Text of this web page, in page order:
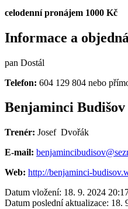
celodenní pronájem 1000 Kč
Informace a
pan Dostál
Telefon: 604 129 804 nebo
Benjaminci Budišov
Trenér: Josef Dvořák
E-mail:
Web: http://benjaminci-
Datum vložení: 18. 9. 2024
Datum poslední aktualizace: 18.